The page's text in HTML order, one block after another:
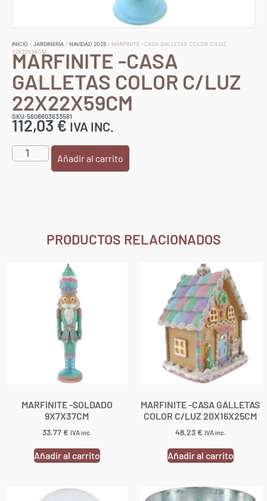
INICIO / JARDINERÍA / NAVIDAD 2025 / MARFINITE -CASA GALLETAS COLOR C/LUZ
22X22X59CM
MARFINITE -CASA
GALLETAS COLOR C/LUZ
22X22X59CM
SKU:5608603633561
112,03€ IVA INC.
Añadir al carrito
PRODUCTOS RELACIONADOS
MARFINITE -SOLDADO
9X7X37CM
33,77€ IVA inc.
Añadir al carrito
MARFINITE -CASA GALLETAS
COLOR C/LUZ 20X16X25CM
48,23€ IVA inc.
Añadir al carrito